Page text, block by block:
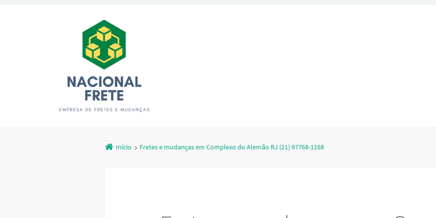
Início Fretes e mudanças em Complexo do Alemão RJ (21) 97768-1168